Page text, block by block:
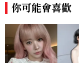
你可能會喜歡